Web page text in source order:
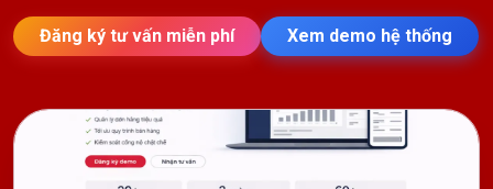
Đăng ký tư vấn miễn phí Xem demo hệ thống